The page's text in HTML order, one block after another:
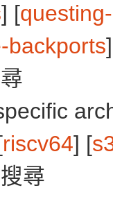
] [
backports
riscv64] [
尋